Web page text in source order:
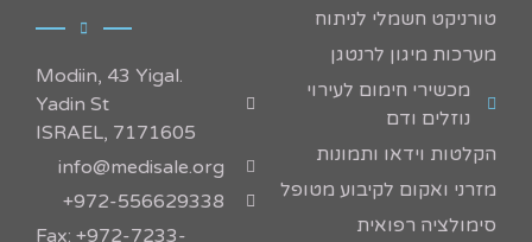
טורניקט חשמלי לניתוח
מערכות מיגון לרנטגן
מכשירי חימום לעירוי
נוזלים ודם
הקלטות וידאו ותמונות
מזרני ואקום לקיבוע מטופל
סימולציה רפואית
.Modiin, 43 Yigal
Yadin St
7171605 ,ISRAEL
info@medisale.org
972-556629338+
Fax: +972-7233-